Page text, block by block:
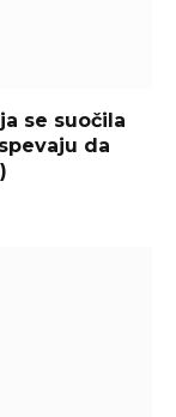
se suočila
da